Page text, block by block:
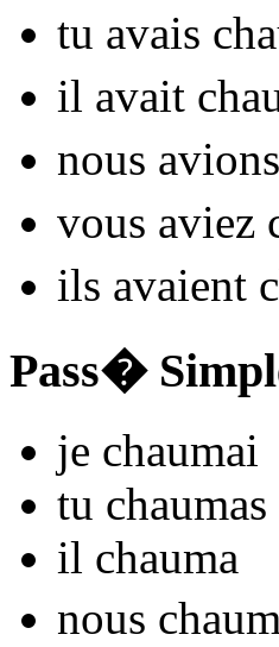
tu avais
il avait
nous
vous aviez
ils avaient
Pass�
je chaumai
tu chaumas
il chauma
nous chaum